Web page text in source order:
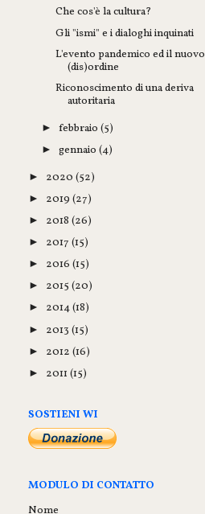
Che cos'è la cultura?
Gli "ismi" e i dialoghi inquinati
L'evento pandemico ed il nuovo
(dis)ordine
Riconoscimento di una deriva
autoritaria
►febbraio(5)
►gennaio(4)
► 2020 (52)
► 2019 (27)
► 2018 (26)
► 2017 (15)
► 2016 (15)
► 2015 (20)
► 2014(18)
► 2013 (15)
► 2012 (16)
► 2011 (15)
SOSTIENI WI
MODULO DI CONTATTO
Nome